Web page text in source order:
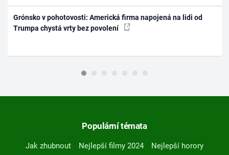
Grónsko v pohotovosti: Americká firma napojená na lidi od
Trumpa chystá vrty bez povolení
Populární témata
Jak zhubnout Nejlepší filmy 2024
Nejlepší horory